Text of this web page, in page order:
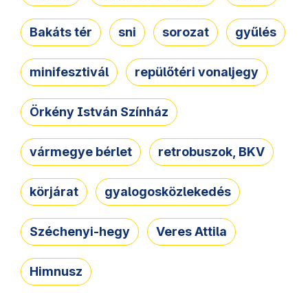
Bakáts tér sni sorozat gyűlés
minifesztivál repülőtéri vonaljegy
Örkény István Színház
vármegye bérlet retrobuszok, BKV
körjárat gyalogosközlekedés
Széchenyi-hegy Veres Attila
Himnusz